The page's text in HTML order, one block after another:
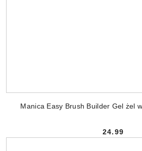
Manica Easy Brush Builder Gel żel
Cena:
24.99